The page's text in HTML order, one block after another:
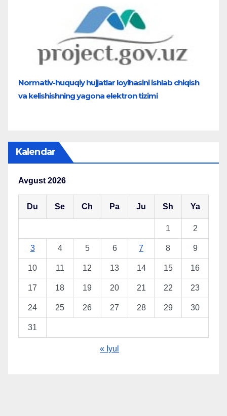
Normativ-huquqiy hujjatlar loyihasini ishlab chiqish
va kelishishning yagona elektron tizimi
Kalendar
Avgust 2026
Du Se Ch Pa Ju Sh Ya
1 2
3 4 5 6 7 8 9
10 11 12 13 14 15 16
17 18 19 20 21 22 23
24 25 26 27 28 29 30
31
« Iyul